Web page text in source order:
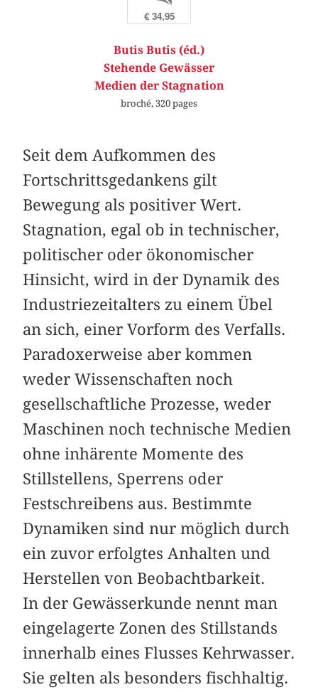
€ 34,95
Butis Butis (éd.)
Stehende Gewässer
Medien der Stagnation
broché, 320 pages
Seit dem Aufkommen des
Fortschrittsgedankens gilt
Bewegung als positiver Wert.
Stagnation, egal ob in technischer,
politischer oder ökonomischer
Hinsicht, wird in der Dynamik des
Industriezeitalters zu einem Übel
an sich, einer Vorform des Verfalls.
Paradoxerweise aber kommen
weder Wissenschaften noch
gesellschaftliche Prozesse, weder
Maschinen noch technische Medien
ohne inhärente Momente des
Stillstellens, Sperrens oder
Festschreibens aus. Bestimmte
Dynamiken sind nur möglich durch
ein zuvor erfolgtes Anhalten und
Herstellen von Beobachtbarkeit.
In der Gewässerkunde nennt man
eingelagerte Zonen des Stillstands
innerhalb eines Flusses Kehrwasser.
Sie gelten als besonders fischhaltig.